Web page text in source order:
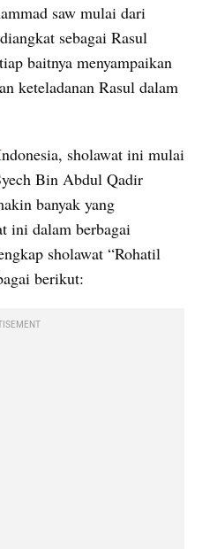
saw mulai dari
sebagai Rasul
baitnya menyampaikan
keteladanan Rasul dalam
sholawat ini mulai
Bin Abdul Qadir
banyak yang
ini dalam berbagai
sholawat “Rohatil
berikut: